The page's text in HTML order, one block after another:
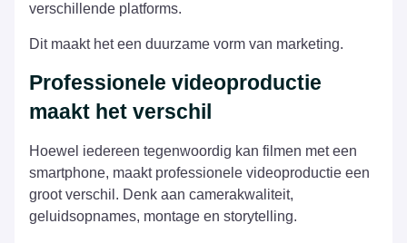
verschillende platforms.
Dit maakt het een duurzame vorm van marketing.
Professionele videoproductie
maakt het verschil
Hoewel iedereen tegenwoordig kan filmen met een
smartphone, maakt professionele videoproductie een
groot verschil. Denk aan camerakwaliteit,
geluidsopnames, montage en storytelling.